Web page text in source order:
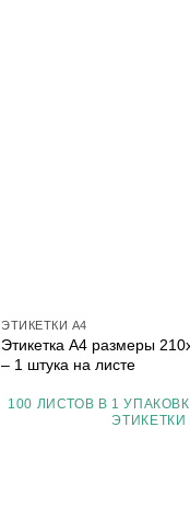
ЭТИКЕТКИ А4
Этикетка А4 размеры
– 1 штука на листе
100 ЛИСТОВ В 1
ЭТИКЕТКИ